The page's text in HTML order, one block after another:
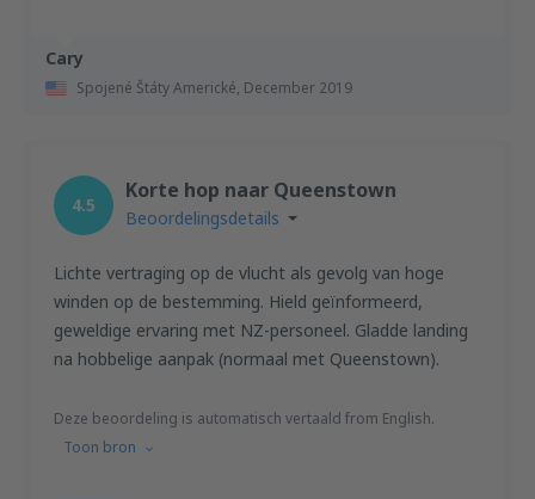
Cary
Spojené Štáty Americké, December 2019
4.5
Korte hop naar Queenstown
Beoordelingsdetails
Lichte vertraging op de vlucht als gevolg van hoge
winden op de bestemming. Hield geïnformeerd,
geweldige ervaring met NZ-personeel. Gladde landing
na hobbelige aanpak (normaal met Queenstown).
Deze beoordeling is automatisch vertaald from English.
Toon bron